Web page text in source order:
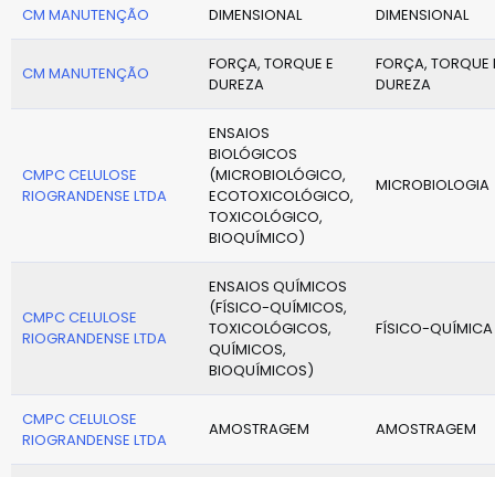
CM MANUTENÇÃO DIMENSIONAL DIMENSIONAL
CM MANUTENÇÃO
FORÇA, TORQUE E
DUREZA
FORÇA, TORQUE
DUREZA
CMPC CELULOSE
RIOGRANDENSE LTDA
ENSAIOS
BIOLÓGICOS
(MICROBIOLÓGICO,
ECOTOXICOLÓGICO,
TOXICOLÓGICO,
BIOQUÍMICO)
MICROBIOLOGIA
CMPC CELULOSE
RIOGRANDENSE LTDA
ENSAIOS QUÍMICOS
(FÍSICO-QUÍMICOS,
TOXICOLÓGICOS,
QUÍMICOS,
BIOQUÍMICOS)
FÍSICO-QUÍMICA
CMPC CELULOSE
RIOGRANDENSE LTDA
AMOSTRAGEM AMOSTRAGEM